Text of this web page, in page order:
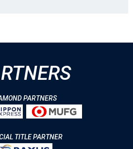
PARTNERS
TITLE PARTNER